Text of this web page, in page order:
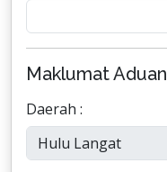
Maklumat Aduan
Daerah :